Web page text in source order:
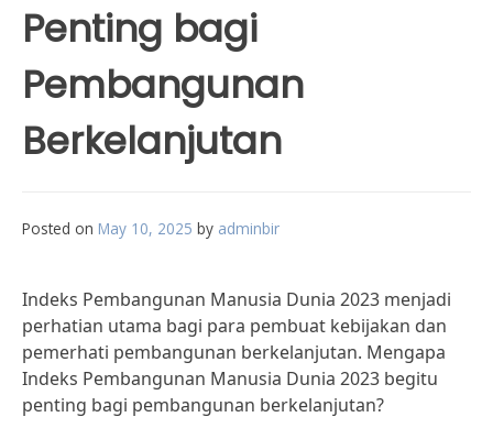
Penting bagi
Pembangunan
Berkelanjutan
Posted on May 10, 2025 by adminbir
Indeks Pembangunan Manusia Dunia 2023 menjadi
perhatian utama bagi para pembuat kebijakan dan
pemerhati pembangunan berkelanjutan. Mengapa
Indeks Pembangunan Manusia Dunia 2023 begitu
penting bagi pembangunan berkelanjutan?